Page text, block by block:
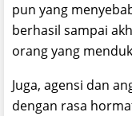
pun yang
berhasil sampai
orang yang
Juga, agensi dan
dengan rasa